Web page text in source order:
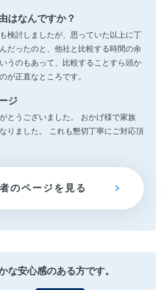
はなんですか？
検討しましたが、思っていた以上に丁
だったのと、他社と比較する時間の余
うのもあって、比較することすら頭か
が正直なところです。
ジ
とうございました。 おかげ様で家族
りました。 これも懇切丁寧にご対応頂
のページを見る
な安心感のある方です。